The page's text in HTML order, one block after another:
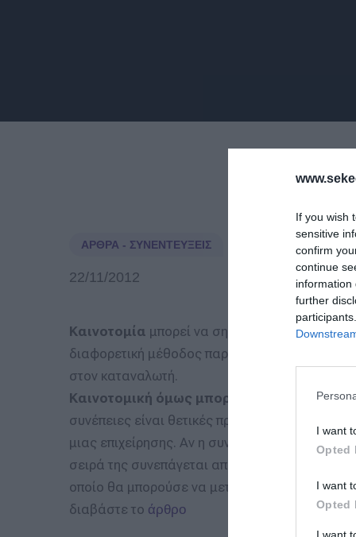
If you wish
sensitive
confirm
continue
information
further
I want
Opted
I want
Opted
ΆΡΘΡΑ - ΣΥΝΕΝΤΕΎΞΕΙΣ
22/11/2012
Καινοτομία μπορεί να σημαίνει πολλά
διαφορετική μέθοδος παραγωγής που θα
στον καταναλωτή.
Καινοτομική όμως μπορεί να είναι και η
συνέπειες είναι θετικές πρώτα για τον ίδιο
μιας επιχείρησης. Αν η συνολική λειτουργία
σειρά της συνεπάγεται αποτελεσματικότητα
οποίο θα μπορούσε να μεταφραστεί σε
διαβάστε το άρθρο